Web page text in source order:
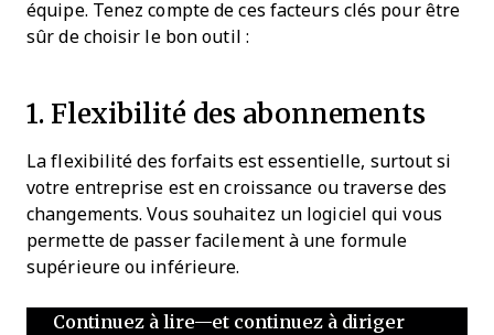
équipe. Tenez compte de ces facteurs clés pour être
sûr de choisir le bon outil :
1. Flexibilité des abonnements
La flexibilité des forfaits est essentielle, surtout si
votre entreprise est en croissance ou traverse des
changements. Vous souhaitez un logiciel qui vous
permette de passer facilement à une formule
supérieure ou inférieure.
Continuez à lire—et continuez à diriger